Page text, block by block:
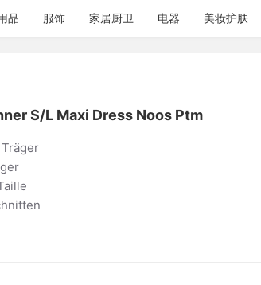
品 服饰 家居厨卫 电器 美妆护肤
S/L Maxi Dress Noos Ptm